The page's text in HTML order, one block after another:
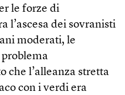
le forze di
l’ascesa dei sovranisti
moderati, le
che l’alleanza stretta
con i verdi era